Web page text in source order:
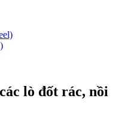
lò đốt rác, nồi